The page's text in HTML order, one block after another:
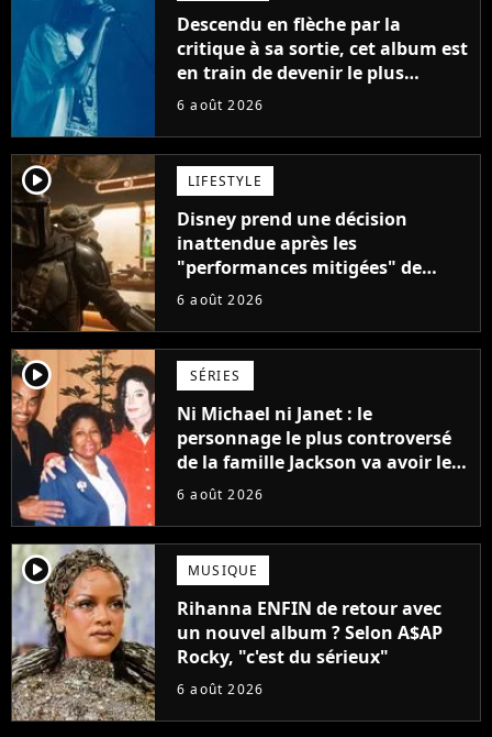
Descendu en flèche par la
critique à sa sortie, cet album est
en train de devenir le plus
populaire de son auteur
6 août 2026
player2 LIFESTYLE
Disney prend une décision
inattendue après les
"performances mitigées" de
Vaiana et The Mandalorian &
6 août 2026
player2 SÉRIES
Ni Michael ni Janet : le
personnage le plus controversé
de la famille Jackson va avoir le
droit à sa propre série
6 août 2026
player2 MUSIQUE
Rihanna ENFIN de retour avec
un nouvel album ? Selon A$AP
Rocky, "c'est du sérieux"
6 août 2026